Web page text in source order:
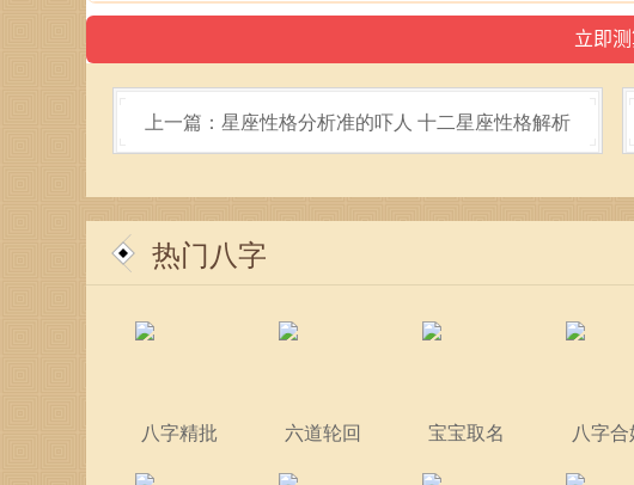
上一篇：星座性格分析准的吓人 十二星座性格解析
热门八字
八字精批 六道轮回 宝宝取名 八字